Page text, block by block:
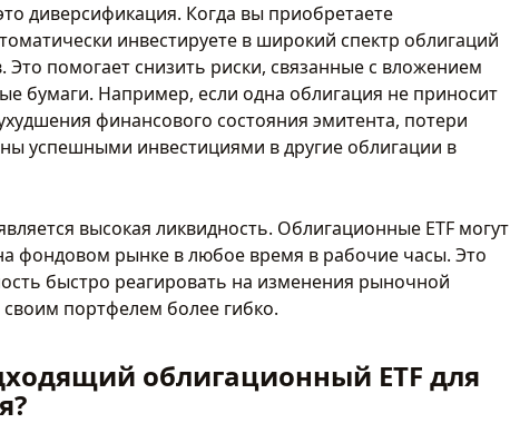
диверсификация. Когда вы приобретаете
инвестируете в широкий спектр облигаций
Это помогает снизить риски, связанные с вложением
бумаги. Например, если одна облигация не приносит
финансового состояния эмитента, потери
успешными инвестициями в другие облигации в
высокая ликвидность. Облигационные ETF могут
фондовом рынке в любое время в рабочие часы. Это
быстро реагировать на изменения рыночной
портфелем более гибко.
облигационный ETF для